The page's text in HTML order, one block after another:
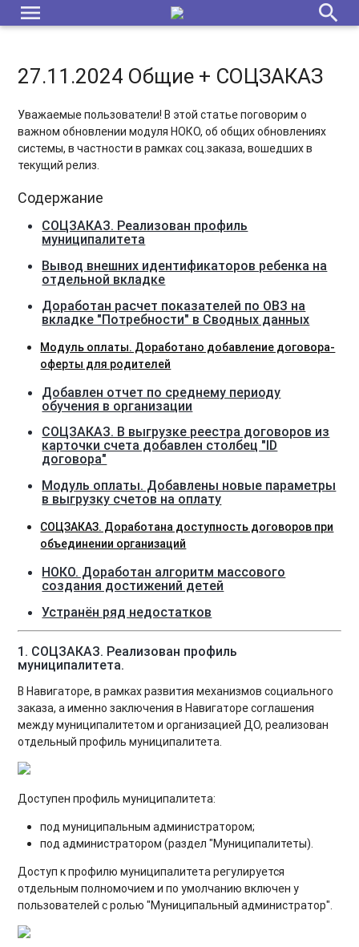
menu search
27.11.2024 Общие + СОЦЗАКАЗ
Уважаемые пользователи! В этой статье поговорим о
важном обновлении модуля НОКО, об общих обновлениях
системы, в частности в рамках соц.заказа, вошедших в
текущий релиз.
Содержание
СОЦЗАКАЗ. Реализован профиль
муниципалитета
Вывод внешних идентификаторов ребенка на
отдельной вкладке
Доработан расчет показателей по ОВЗ на
вкладке "Потребности" в Сводных данных
Модуль оплаты. Доработано добавление договора-
оферты для родителей
Добавлен отчет по среднему периоду
обучения в организации
СОЦЗАКАЗ. В выгрузке реестра договоров из
карточки счета добавлен столбец "ID
договора"
Модуль оплаты. Добавлены новые параметры
в выгрузку счетов на оплату
СОЦЗАКАЗ. Доработана доступность договоров при
объединении организаций
НОКО. Доработан алгоритм массового
создания достижений детей
Устранён ряд недостатков
1. СОЦЗАКАЗ. Реализован профиль
муниципалитета.
В Навигаторе, в рамках развития механизмов социального
заказа, а именно заключения в Навигаторе соглашения
между муниципалитетом и организацией ДО, реализован
отдельный профиль муниципалитета.
Доступен профиль муниципалитета:
под муниципальным администратором;
под администратором (раздел "Муниципалитеты).
Доступ к профилю муниципалитета регулируется
отдельным полномочием и по умолчанию включен у
пользователей с ролью "Муниципальный администратор".